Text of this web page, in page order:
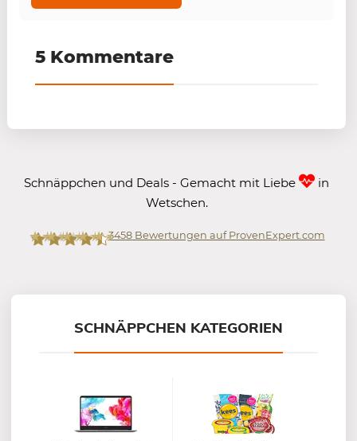
5 Kommentare
Schnäppchen und Deals - Gemacht mit Liebe
in
Wetschen.
3458Bewertungen auf ProvenExpert.com
SCHNÄPPCHEN KATEGORIEN